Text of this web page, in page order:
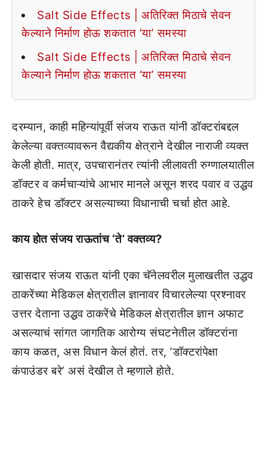
Salt Side Effects | अतिरिक्त मिठाचे सेवन
केल्याने निर्माण होऊ शकतात ‘या’ समस्या
Salt Side Effects | अतिरिक्त मिठाचे सेवन
केल्याने निर्माण होऊ शकतात ‘या’ समस्या
दरम्यान, काही महिन्यांपूर्वी संजय राऊत यांनी डॉक्टरांबद्दल
केलेल्या वक्तव्यावरून वैद्यकीय क्षेत्राने देखील नाराजी व्यक्त
केली होती. मात्र, उपचारानंतर त्यांनी लीलावती रुग्णालयातील
डॉक्टर व कर्मचाऱ्यांचे आभार मानले असून शरद पवार व उद्धव
ठाकरे हेच डॉक्टर असल्याच्या विधानाची चर्चा होत आहे.
काय होत संजय राऊतांच ‘ते’ वक्तव्य?
खासदार संजय राऊत यांनी एका चॅनेलवरील मुलाखतीत उद्धव
ठाकरेंच्या मेडिकल क्षेत्रातील ज्ञानावर विचारलेल्या प्रश्नावर
उत्तर देताना उद्धव ठाकरेंचे मेडिकल क्षेत्रातील ज्ञान अफाट
असल्याचं सांगत जागतिक आरोग्य संघटनेतील डॉक्टरांना
काय कळत, अस विधान केलं होतं. तर, ‘डॉक्टरांपेक्षा
कंपाउंडर बरे’ असं देखील ते म्हणाले होते.